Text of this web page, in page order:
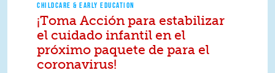
CHILDCARE & EARLY EDUCATION
¡Toma Acción para estabilizar
el cuidado infantil en el
próximo paquete de para el
coronavirus!